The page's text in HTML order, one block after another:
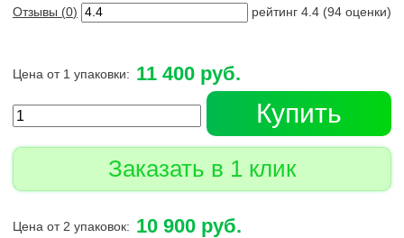
Отзывы (0) рейтинг 4.4 (94 оценки)
Цена от 1 упаковки: 11 400 руб.
Купить
Заказать в 1 клик
Цена от 2 упаковок: 10 900 руб.